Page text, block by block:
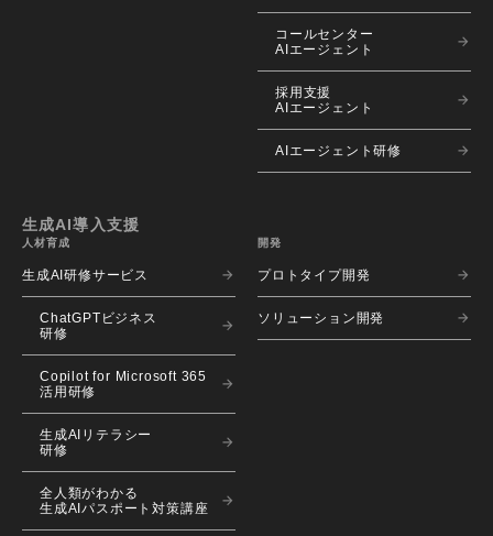
コールセンター
AIエージェント
採用支援
AIエージェント
AIエージェント研修
生成AI導入支援
人材育成
生成AI研修サービス
ChatGPTビジネス
研修
Copilot for Microsoft 365
活用研修
生成AIリテラシー
研修
全人類がわかる
生成AIパスポート対策講座
開発
プロトタイプ開発
ソリューション開発